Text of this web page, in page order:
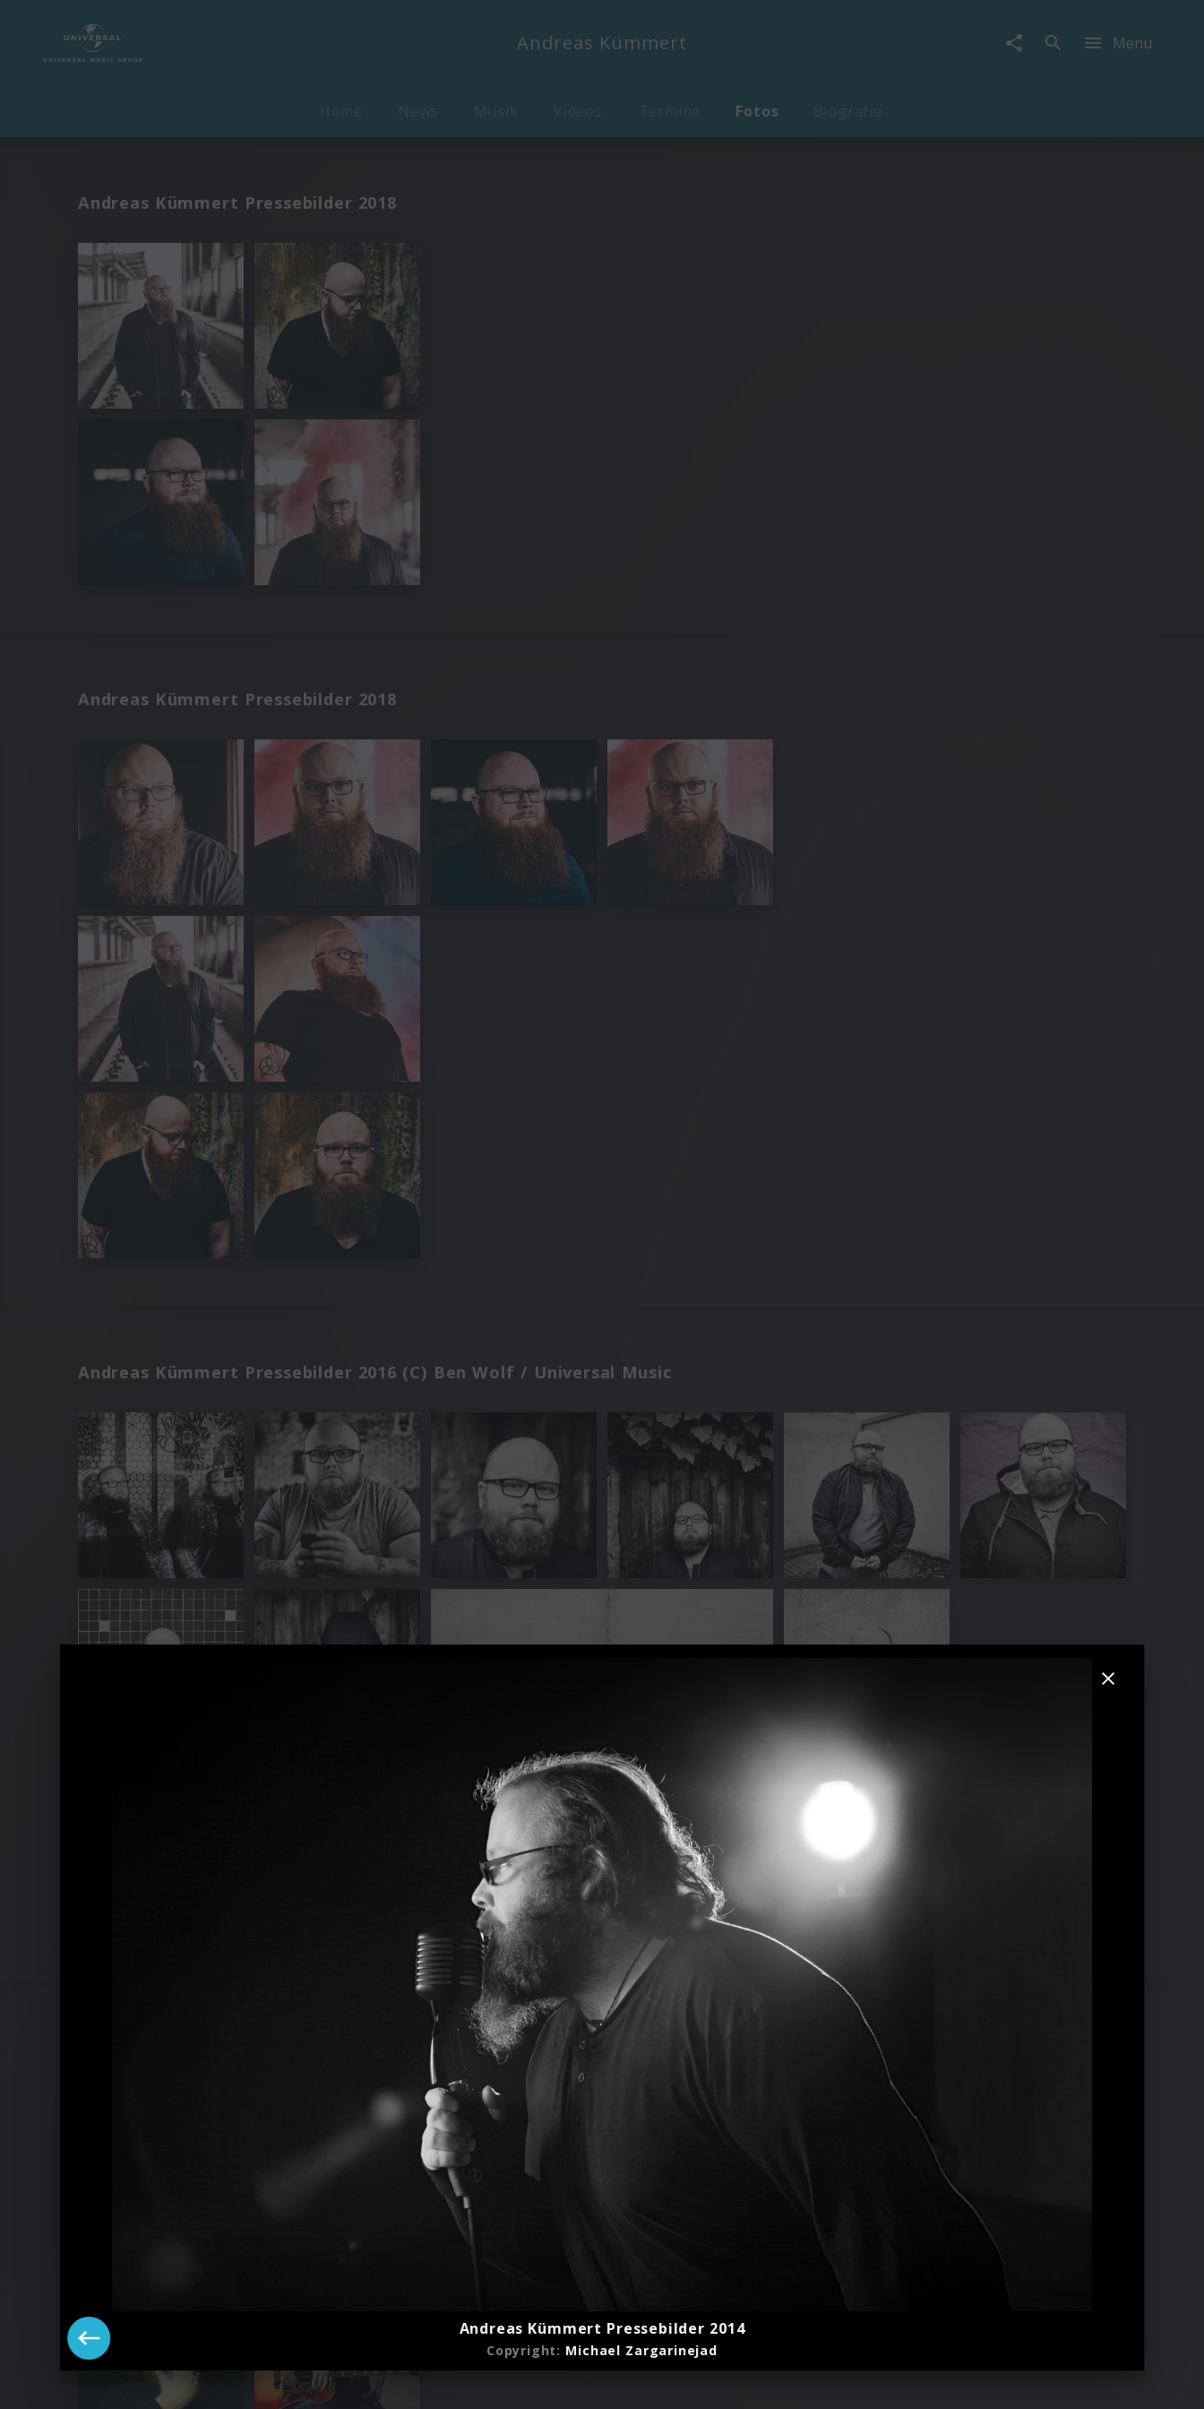
Andreas Kümmert Menu
Home News Musik Videos Termine Fotos Biografie
Andreas Kümmert Pressebilder 2018
Andreas Kümmert Pressebilder 2018
Andreas Kümmert Pressebilder 2016 (C) Ben Wolf / Universal Music
Andreas Kümmert Pressebilder 2014
Copyright: Michael Zargarinejad